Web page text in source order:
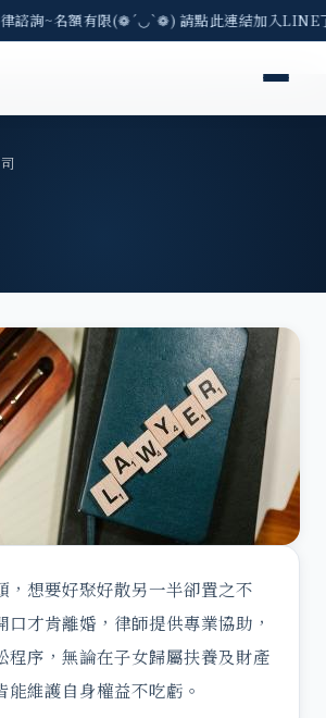
諮詢~名額有限(❁´◡`❁) 請點此連結加入
，想要好聚好散另一半卻置之不
口才肯離婚，律師提供專業協助，
程序，無論在子女歸屬扶養及財產
能維護自身權益不吃虧。